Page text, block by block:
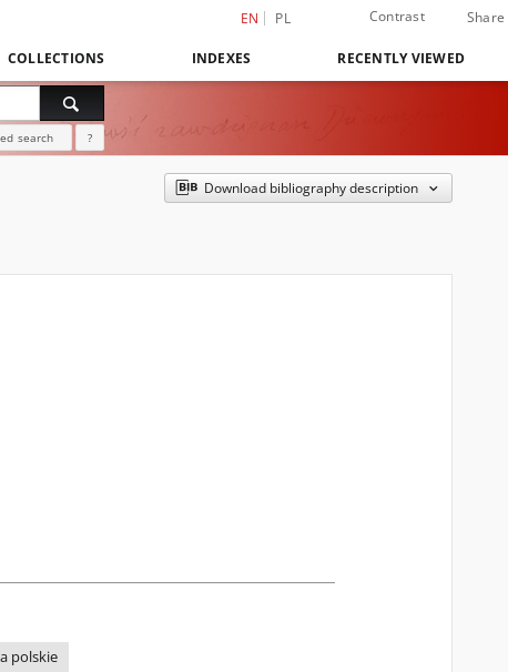
EN PL Contrast Share
COLLECTIONS INDEXES RECENTLY VIEWED
search ?
Download bibliography description
polskie